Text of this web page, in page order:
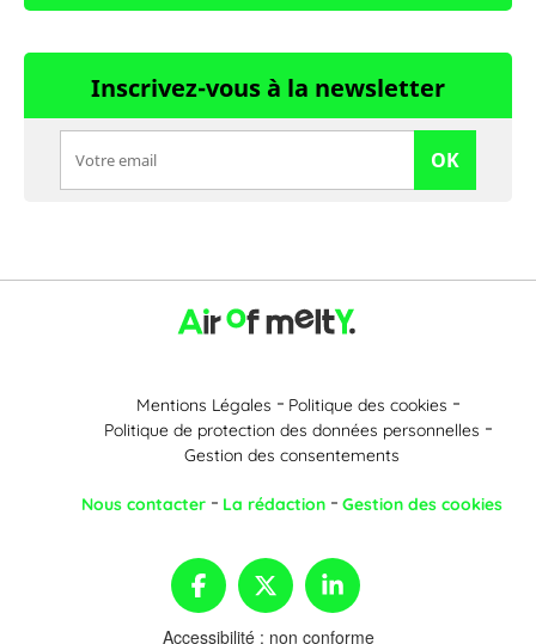
Inscrivez-vous à la newsletter
OK
Mentions Légales
Politique des cookies
Politique de protection des données personnelles
Gestion des consentements
Nous contacter La rédaction Gestion des cookies
Accessibilité : non conforme